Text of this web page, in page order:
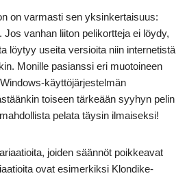
on varmasti sen yksinkertaisuus:
vanhan liiton pelikortteja ei löydy,
löytyy useita versioita niin internetistä
Monille pasianssi eri muotoineen
käyttöjärjestelmän
toiseen tärkeään syyhyn pelin
pelata täysin ilmaiseksi!
joiden säännöt poikkeavat
ovat esimerkiksi Klondike-